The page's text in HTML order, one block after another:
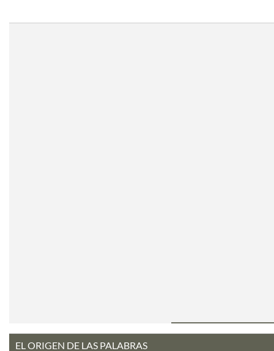
EL ORIGEN DE LAS PALABRAS